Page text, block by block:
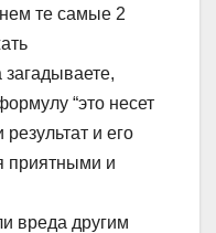
те самые 2
загадываете,
“это несет
результат и его
приятными и
вреда другим